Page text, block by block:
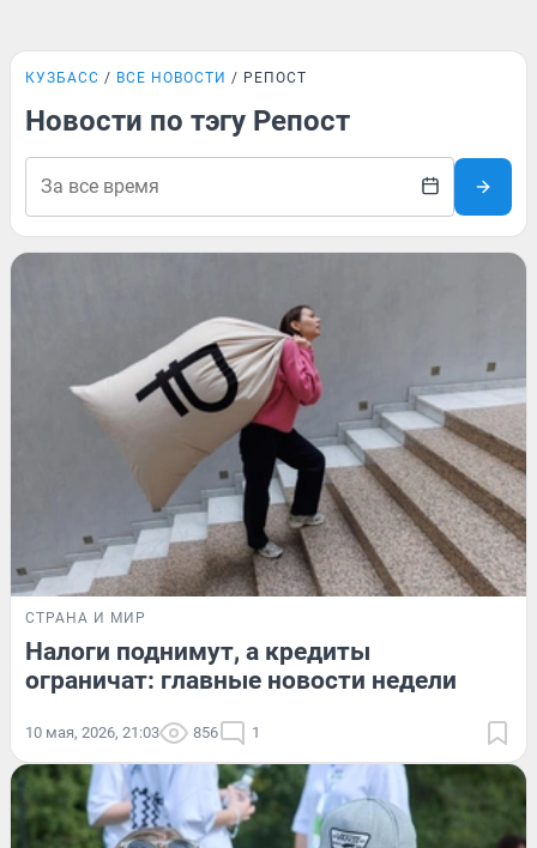
КУЗБАСС ВСЕ НОВОСТИ РЕПОСТ
Новости по тэгу Репост
СТРАНА И МИР
Налоги поднимут, а кредиты
ограничат: главные новости недели
10 мая, 2026, 21:03 856 1